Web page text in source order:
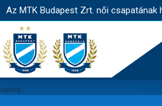
Az MTK Budapest Zrt. női csapatának